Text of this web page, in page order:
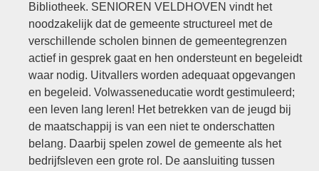
Bibliotheek. SENIOREN VELDHOVEN vindt het
noodzakelijk dat de gemeente structureel met de
verschillende scholen binnen de gemeentegrenzen
actief in gesprek gaat en hen ondersteunt en begeleidt
waar nodig. Uitvallers worden adequaat opgevangen
en begeleid. Volwasseneducatie wordt gestimuleerd;
een leven lang leren! Het betrekken van de jeugd bij
de maatschappij is van een niet te onderschatten
belang. Daarbij spelen zowel de gemeente als het
bedrijfsleven een grote rol. De aansluiting tussen